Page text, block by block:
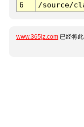
6
/source/
www.365jz.com 已经将